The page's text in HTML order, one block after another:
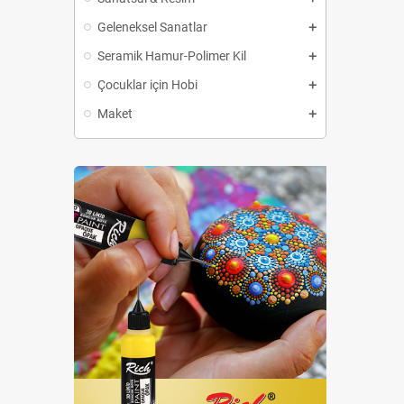
Geleneksel Sanatlar
Seramik Hamur-Polimer Kil
Çocuklar için Hobi
Maket